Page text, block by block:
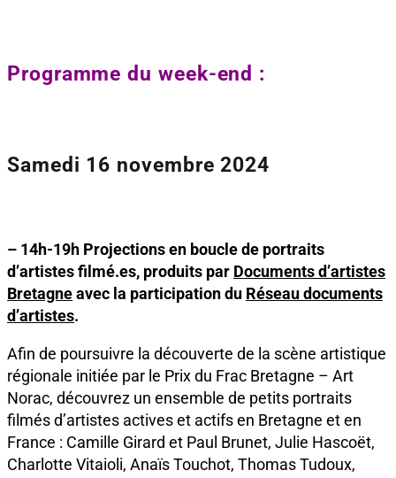
Programme du week-end :
Samedi 16 novembre 2024
– 14h-19h Projections en boucle de portraits
d’artistes filmé.es, produits par Documents d’artistes
Bretagneavec la participation du Réseau documents
d’artistes.
Afin de poursuivre la découverte de la scène artistique
régionale initiée par le Prix du Frac Bretagne – Art
Norac, découvrez un ensemble de petits portraits
filmés d’artistes actives et actifs en Bretagne et en
France : Camille Girard et Paul Brunet, Julie Hascoët,
Charlotte Vitaioli, Anaïs Touchot, Thomas Tudoux,